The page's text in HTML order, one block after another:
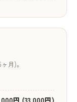
月)。
円 (33,000円)